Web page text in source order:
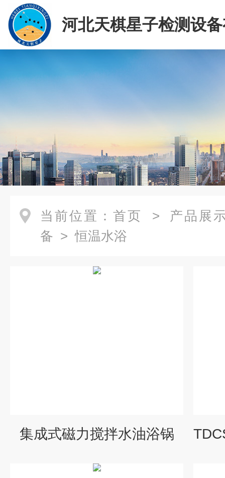
河北天棋星子检测设
司
当前位置： 首页 > 产品展
备 >恒温水浴
集成式磁力搅拌水油浴锅